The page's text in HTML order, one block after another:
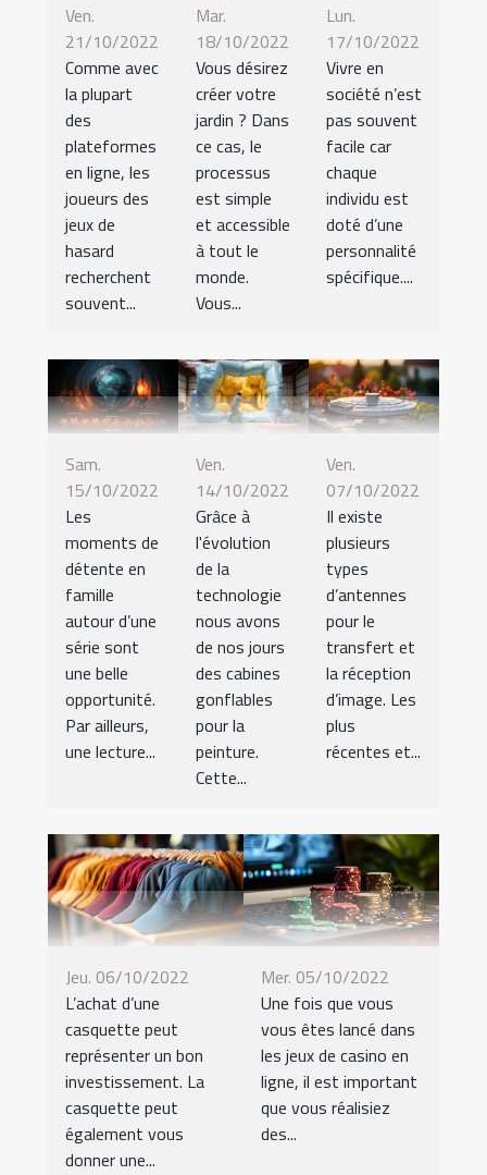
Ven.
21/10/2022
Comme avec
la plupart
des
plateformes
en ligne, les
joueurs des
jeux de
hasard
recherchent
souvent...
Mar.
18/10/2022
Vous désirez
créer votre
jardin ? Dans
ce cas, le
processus
est simple
et accessible
à tout le
monde.
Vous...
Lun.
17/10/2022
Vivre en
société n’est
pas souvent
facile car
chaque
individu est
doté d’une
personnalité
spécifique....
Sam.
15/10/2022
Les
moments de
détente en
famille
autour d’une
série sont
une belle
opportunité.
Par ailleurs,
une lecture...
Ven.
14/10/2022
Grâce à
l'évolution
de la
technologie
nous avons
de nos jours
des cabines
gonflables
pour la
peinture.
Cette...
Ven.
07/10/2022
Il existe
plusieurs
types
d’antennes
pour le
transfert et
la réception
d’image. Les
plus
récentes et...
Jeu. 06/10/2022
L’achat d’une
casquette peut
représenter un bon
investissement. La
casquette peut
également vous
donner une...
Mer. 05/10/2022
Une fois que vous
vous êtes lancé dans
les jeux de casino en
ligne, il est important
que vous réalisiez
des...